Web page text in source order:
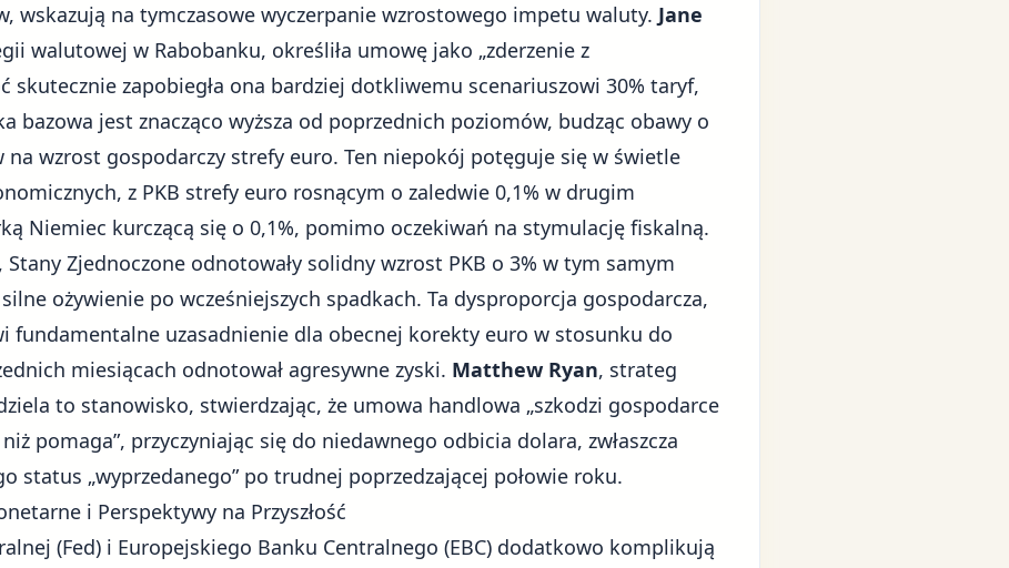
wskazują na tymczasowe wyczerpanie wzrostowego impetu waluty. Jane
walutowej w Rabobanku, określiła umowę jako „zderzenie z
skutecznie zapobiegła ona bardziej dotkliwemu scenariuszowi 30% taryf,
bazowa jest znacząco wyższa od poprzednich poziomów, budząc obawy o
na wzrost gospodarczy strefy euro. Ten niepokój potęguje się w świetle
z PKB strefy euro rosnącym o zaledwie 0,1% w drugim
Niemiec kurczącą się o 0,1%, pomimo oczekiwań na stymulację fiskalną.
Zjednoczone odnotowały solidny wzrost PKB o 3% w tym samym
ożywienie po wcześniejszych spadkach. Ta dysproporcja gospodarcza,
fundamentalne uzasadnienie dla obecnej korekty euro w stosunku do
miesiącach odnotował agresywne zyski. Matthew Ryan, strateg
to stanowisko, stwierdzając, że umowa handlowa „szkodzi gospodarce
pomaga”, przyczyniając się do niedawnego odbicia dolara, zwłaszcza
status „wyprzedanego” po trudnej poprzedzającej połowie roku.
i Perspektywy na Przyszłość
(Fed) i Europejskiego Banku Centralnego (EBC) dodatkowo komplikują